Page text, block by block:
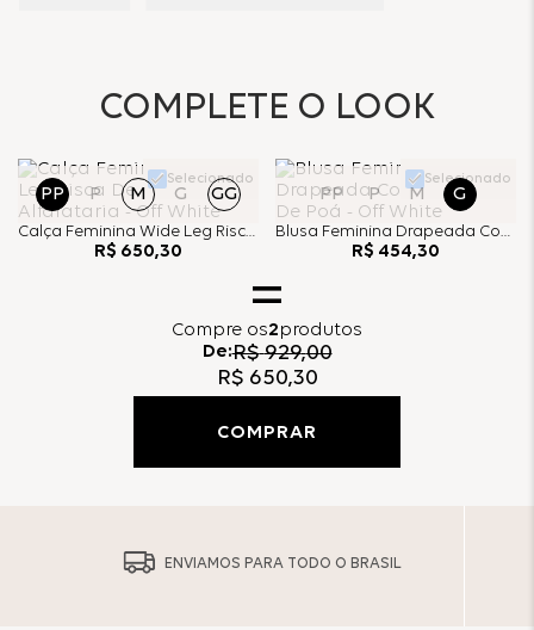
COMPLETE O LOOK
Selecionado
PP P M G GG
Calça Feminina Wide Leg Risca De Giz Alfaiataria - Off White
R$ 650,30
Selecionado
PP P M G
Blusa Feminina Drapeada Com Estampa De Poá - Off White
R$ 454,30
Compre os2produtos
De:R$ 929,00
R$ 650,30
COMPRAR
ENVIAMOS PARA TODO O BRASIL